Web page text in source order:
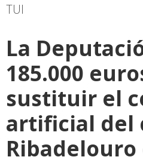
TUI
La
185.000
sustituir el
artificial del
Ribadelouro